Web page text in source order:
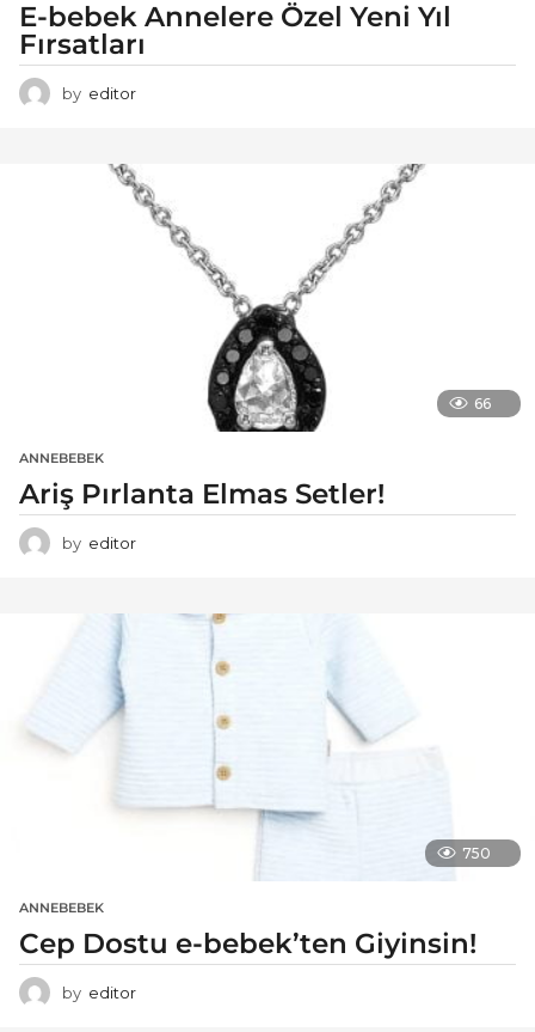
E-bebek Annelere Özel Yeni Yıl
Fırsatları
by editor
66
ANNEBEBEK
Ariş Pırlanta Elmas Setler!
by editor
750
ANNEBEBEK
Cep Dostu e-bebek’ten Giyinsin!
by editor